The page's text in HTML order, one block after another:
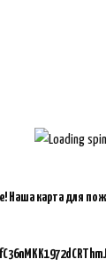
Наша карта для